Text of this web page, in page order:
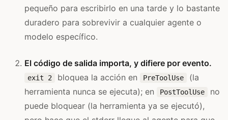
pequeño para escribirlo en una tarde y lo bastante
duradero para sobrevivir a cualquier agente o
modelo específico.
El código de salida importa, y difiere por evento.
exit 2 bloquea la acción en PreToolUse
(la
herramienta nunca se ejecuta); en
PostToolUse
no
puede bloquear (la herramienta ya se ejecutó),